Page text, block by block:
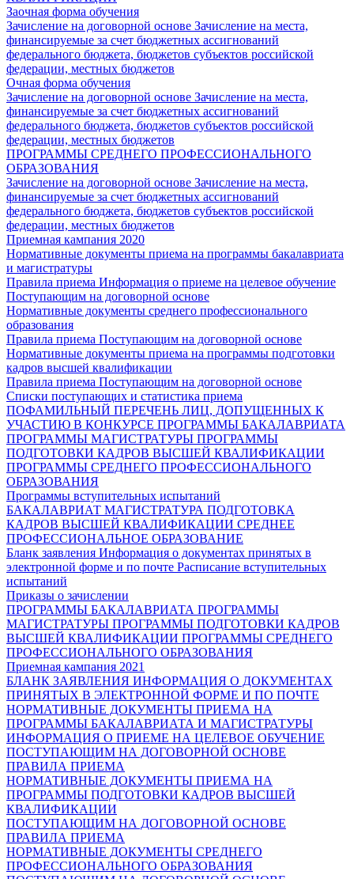
Заочная форма обучения
Зачисление на договорной основе Зачисление на места,
финансируемые за счет бюджетных ассигнований
федерального бюджета, бюджетов субъектов российской
федерации, местных бюджетов
Очная форма обучения
Зачисление на договорной основе Зачисление на места,
финансируемые за счет бюджетных ассигнований
федерального бюджета, бюджетов субъектов российской
федерации, местных бюджетов
ПРОГРАММЫ СРЕДНЕГО ПРОФЕССИОНАЛЬНОГО
ОБРАЗОВАНИЯ
Зачисление на договорной основе Зачисление на места,
финансируемые за счет бюджетных ассигнований
федерального бюджета, бюджетов субъектов российской
федерации, местных бюджетов
Приемная кампания 2020
Нормативные документы приема на программы бакалавриата
и магистратуры
Правила приема Информация о приеме на целевое обучение
Поступающим на договорной основе
Нормативные документы среднего профессионального
образования
Правила приема Поступающим на договорной основе
Нормативные документы приема на программы подготовки
кадров высшей квалификации
Правила приема Поступающим на договорной основе
Списки поступающих и статистика приема
ПОФАМИЛЬНЫЙ ПЕРЕЧЕНЬ ЛИЦ, ДОПУЩЕННЫХ К
УЧАСТИЮ В КОНКУРСЕ ПРОГРАММЫ БАКАЛАВРИАТА
ПРОГРАММЫ МАГИСТРАТУРЫ ПРОГРАММЫ
ПОДГОТОВКИ КАДРОВ ВЫСШЕЙ КВАЛИФИКАЦИИ
ПРОГРАММЫ СРЕДНЕГО ПРОФЕССИОНАЛЬНОГО
ОБРАЗОВАНИЯ
Программы вступительных испытаний
БАКАЛАВРИАТ МАГИСТРАТУРА ПОДГОТОВКА
КАДРОВ ВЫСШЕЙ КВАЛИФИКАЦИИ СРЕДНЕЕ
ПРОФЕССИОНАЛЬНОЕ ОБРАЗОВАНИЕ
Бланк заявления Информация о документах принятых в
электронной форме и по почте Расписание вступительных
испытаний
Приказы о зачислении
ПРОГРАММЫ БАКАЛАВРИАТА ПРОГРАММЫ
МАГИСТРАТУРЫ ПРОГРАММЫ ПОДГОТОВКИ КАДРОВ
ВЫСШЕЙ КВАЛИФИКАЦИИ ПРОГРАММЫ СРЕДНЕГО
ПРОФЕССИОНАЛЬНОГО ОБРАЗОВАНИЯ
Приемная кампания 2021
БЛАНК ЗАЯВЛЕНИЯ ИНФОРМАЦИЯ О ДОКУМЕНТАХ
ПРИНЯТЫХ В ЭЛЕКТРОННОЙ ФОРМЕ И ПО ПОЧТЕ
НОРМАТИВНЫЕ ДОКУМЕНТЫ ПРИЕМА НА
ПРОГРАММЫ БАКАЛАВРИАТА И МАГИСТРАТУРЫ
ИНФОРМАЦИЯ О ПРИЕМЕ НА ЦЕЛЕВОЕ ОБУЧЕНИЕ
ПОСТУПАЮЩИМ НА ДОГОВОРНОЙ ОСНОВЕ
ПРАВИЛА ПРИЕМА
НОРМАТИВНЫЕ ДОКУМЕНТЫ ПРИЕМА НА
ПРОГРАММЫ ПОДГОТОВКИ КАДРОВ ВЫСШЕЙ
КВАЛИФИКАЦИИ
ПОСТУПАЮЩИМ НА ДОГОВОРНОЙ ОСНОВЕ
ПРАВИЛА ПРИЕМА
НОРМАТИВНЫЕ ДОКУМЕНТЫ СРЕДНЕГО
ПРОФЕССИОНАЛЬНОГО ОБРАЗОВАНИЯ